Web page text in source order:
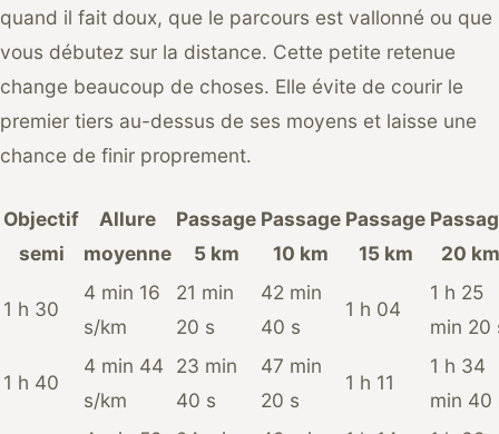
quand il fait doux, que le parcours est vallonné ou que
vous débutez sur la distance. Cette petite retenue
change beaucoup de choses. Elle évite de courir le
premier tiers au-dessus de ses moyens et laisse une
chance de finir proprement.
Objectif
semi
Allure
moyenne
Passage
5 km
Passage
10 km
Passage
15 km
20 km
1 h 30
4 min 16
s/km
21 min
20 s
42 min
40 s
1 h 04
1 h 25
min 20
1 h 40
4 min 44
s/km
23 min
40 s
47 min
20 s
1 h 11
1 h 34
min 40